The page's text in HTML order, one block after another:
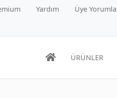
Yardım
Üye
ÜRÜNLER